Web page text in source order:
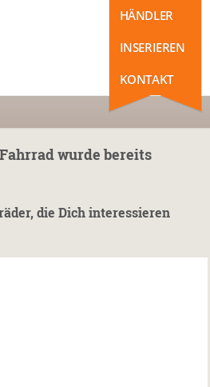
HÄNDLER
INSERIEREN
KONTAKT
wurde bereits
die Dich interessieren